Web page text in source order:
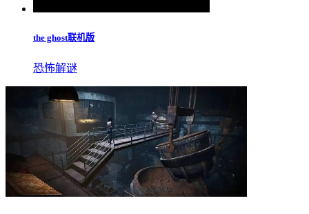
the ghost联机版
恐怖解谜